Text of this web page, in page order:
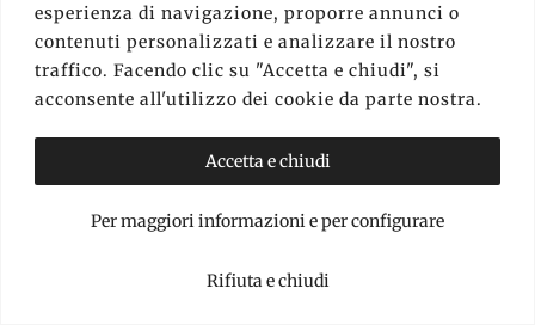
esperienza di navigazione, proporre annunci o
contenuti personalizzati e analizzare il nostro
traffico. Facendo clic su "Accetta e chiudi", si
acconsente all'utilizzo dei cookie da parte nostra.
Per maggiori informazioni e per configurare
Rifiuta e chiudi
Accetta e chiudi
SPUNTARE LE CASELLE:
39 EURO AL GIORNO
INVIANDO QUESTO MODULO ACCETTO LE